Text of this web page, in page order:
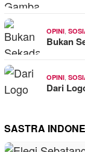
OPINI
Bukan
OPINI
Dari
SASTRA